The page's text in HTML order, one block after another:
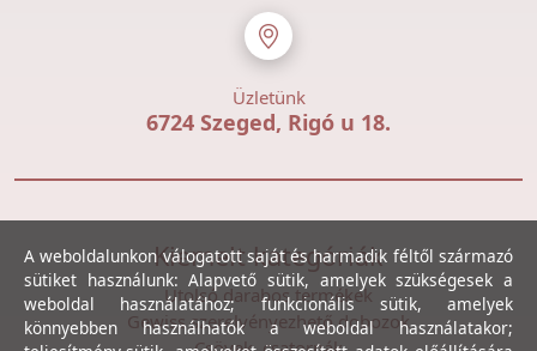
Üzletünk
6724 Szeged, Rigó u 18.
Kiemelt kategóriák
Utolsó darabos termékek
Gewiss szerelvényezhető dobozok
A weboldalunkon válogatott saját és harmadik féltől származó
sütiket használunk: Alapvető sütik, amelyek szükségesek a
weboldal használatához; funkcionális sütik, amelyek
könnyebben használhatók a weboldal használatakor;